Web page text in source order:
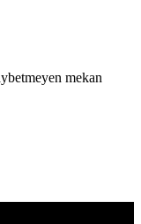
mekan